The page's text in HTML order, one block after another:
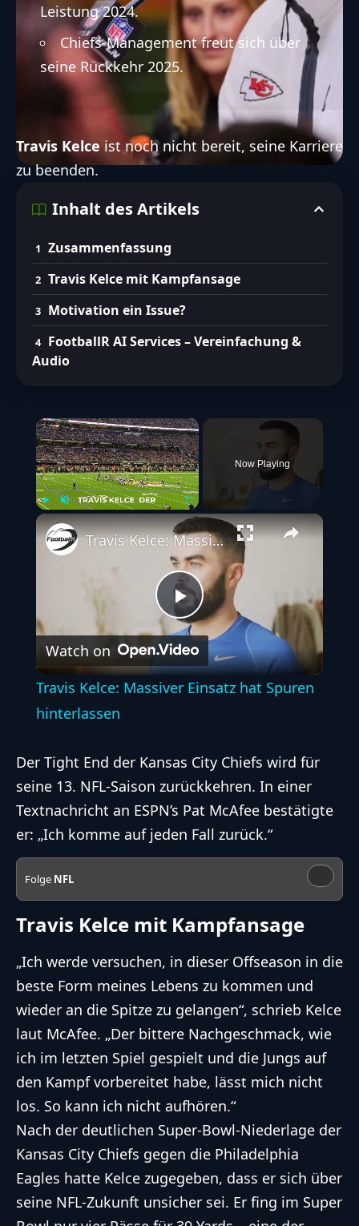
Leistung 2024.
Chiefs-Management freut sich über
seine Rückkehr 2025.
Travis Kelceist noch nicht bereit, seine Karriere
zu beenden.
Inhalt des Artikels
Zusammenfassung
Travis Kelce mit Kampfansage
Motivation ein Issue?
FootballR AI Services – Vereinfachung &
Audio
×
Fullscreen
Now Playing
Play
Video
Travis Kelce: Massiver Einsatz hat Spuren hinterlassen
Watch on
Travis Kelce: Massiver Einsatz hat Spuren
hinterlassen
Der Tight End der Kansas City Chiefs wird für
seine 13. NFL-Saison zurückkehren. In einer
Textnachricht an ESPN’s Pat McAfee bestätigte
er: „Ich komme auf jeden Fall zurück.“
Folge NFL
Travis Kelce mit Kampfansage
„Ich werde versuchen, in dieser Offseason in die
beste Form meines Lebens zu kommen und
wieder an die Spitze zu gelangen“, schrieb Kelce
laut McAfee. „Der bittere Nachgeschmack, wie
ich im letzten Spiel gespielt und die Jungs auf
den Kampf vorbereitet habe, lässt mich nicht
los. So kann ich nicht aufhören.“
Nach der deutlichen Super-Bowl-Niederlage der
Kansas City Chiefs gegen die Philadelphia
Eagles hatte Kelce zugegeben, dass er sich über
seine NFL-Zukunft unsicher sei. Er fing im Super